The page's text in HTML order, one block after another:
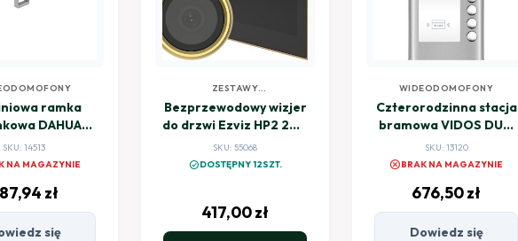
ramka
DAHUA
dla panelu
X
SKU: 14513
NA MAGAZYNIE
zł
się
ZESTAWY
WIDEODOMOFONOWE
Bezprzewodowy wizjer
do drzwi Ezviz HP2 2MP
złoty
SKU: 55068
check_circleDOSTĘPNY 12SZT.
417,00zł
WIDEODOMOFONY
Czterorodzinna stacja
bramowa VIDOS DUO
S1104A
SKU: 13120
cancelBRAK NA MAGAZYNIE
676,50zł
Dowiedz się